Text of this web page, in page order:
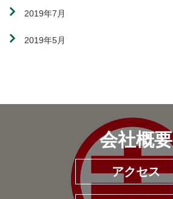
2019年7月
2019年5月
会社概要
アクセス